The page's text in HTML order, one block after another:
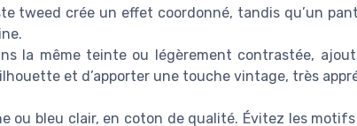
tweed crée un effet coordonné, tandis qu’un
la même teinte ou légèrement contrastée,
et d’apporter une touche vintage, très
ou bleu clair, en coton de qualité. Évitez les